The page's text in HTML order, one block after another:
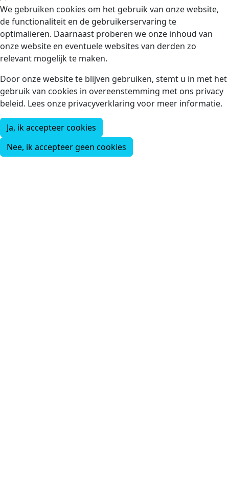
We gebruiken cookies om het gebruik van onze website,
de functionaliteit en de gebruikerservaring te
optimalieren. Daarnaast proberen we onze inhoud van
onze website en eventuele websites van derden zo
relevant mogelijk te maken.
Door onze website te blijven gebruiken, stemt u in met het
gebruik van cookies in overeenstemming met ons privacy
beleid. Lees onze privacyverklaring voor meer informatie.
Ja, ik accepteer cookies
Nee, ik accepteer geen cookies